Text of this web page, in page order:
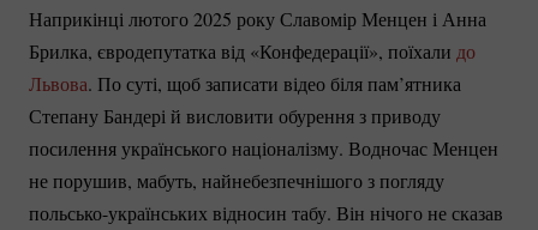
Наприкінці лютого 2025 року Славомір Менцен і Анна
Брилка, євродепутатка від «Конфедерації», поїхали до
Львова. По суті, щоб записати відео біля пам’ятника
Степану Бандері й висловити обурення з приводу
посилення українського націоналізму. Водночас Менцен
не порушив, мабуть, найнебезпечнішого з погляду
польсько-українських відносин табу. Він нічого не сказав